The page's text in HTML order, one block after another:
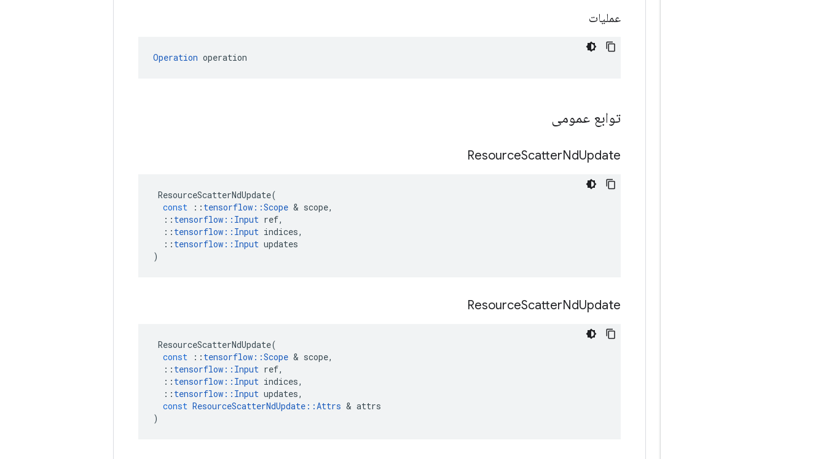
عملیات
Operation operation
توابع عمومی
ResourceScatterNdUpdate
ResourceScatterNdUpdate(
const
:: tensorflow ::Scope & scope,
:: tensorflow :: Input ref,
:: tensorflow :: Input indices,
:: tensorflow :: Input updates
)
ResourceScatterNdUpdate
ResourceScatterNdUpdate(
const
:: tensorflow ::Scope & scope,
:: tensorflow :: Input ref,
:: tensorflow :: Input indices,
:: tensorflow :: Input updates,
const ResourceScatterNdUpdate ::Attrs & attrs
)